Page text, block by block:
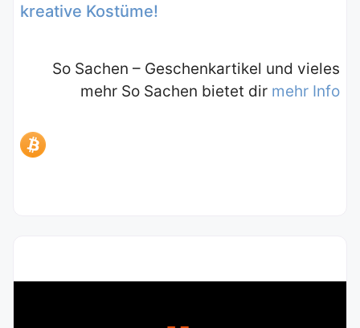
kreative Kostüme!
So Sachen – Geschenkartikel und vieles
mehr So Sachen bietet dir mehr Info